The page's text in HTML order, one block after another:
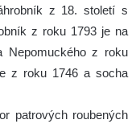
z 18. století s
z roku 1793 je na
z roku
z roku 1746 a socha
patrových roubených